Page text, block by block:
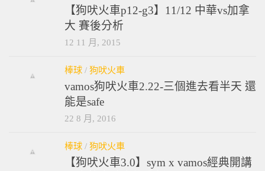
【狗吠火車p12-g3】11/12 中華vs加拿
大 賽後分析
12 11 月, 2015
棒球 / 狗吠火車
vamos狗吠火車2.22-三個進去看半天 還
能是safe
22 8 月, 2016
棒球 / 狗吠火車
【狗吠火車3.0】sym x vamos經典開講